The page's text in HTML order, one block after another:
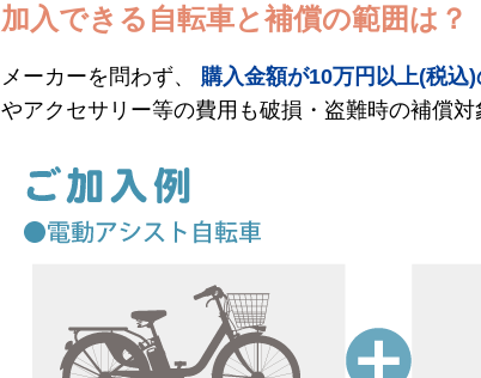
加入できる自転車と補償の範囲は？
メーカーを問わず、 購入金額が10万円以上(税込
やアクセサリー等の費用も破損・盗難時の補償対